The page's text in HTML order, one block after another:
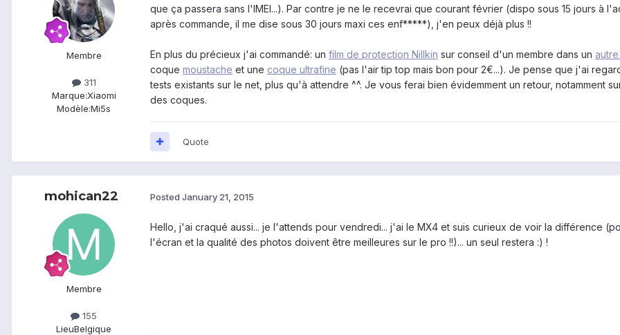
Membre
311
Marque:Xiaomi
Modèle:Mi5s
que ça passera sans l'IMEI...). Par contre je ne le recevrai que courant février (dispo sous 15 jours à
après commande, il me dise sous 30 jours maxi ces enf*****), j'en peux déjà plus !!
En plus du précieux j'ai commandé: un film de protection Nillkin sur conseil d'un membre dans un
coque moustache et une coque ultrafine (pas l'air tip top mais bon pour 2€...). Je pense que j'ai
tests existants sur le net, plus qu'à attendre ^^. Je vous ferai bien évidemment un retour, notamment
des coques.
Quote
mohican22
Membre
155
LieuBelgique
Posted January 21, 2015
Hello, j'ai craqué aussi... je l'attends pour vendredi... j'ai le MX4 et suis curieux de voir la différence
l'écran et la qualité des photos doivent être meilleures sur le pro !!)... un seul restera :) !